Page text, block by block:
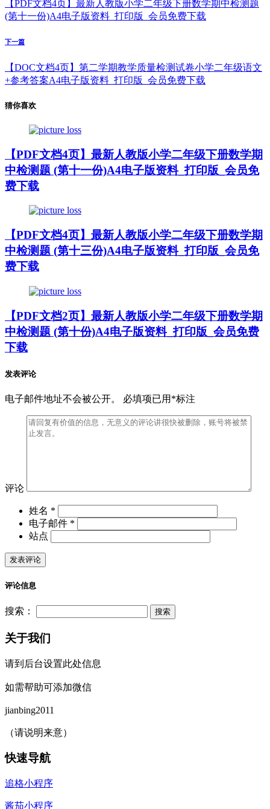
【PDF文档4页】最新人教版小学二年级下册数学期中检测题
(第十一份)A4电子版资料_打印版_会员免费下载
下一篇
【DOC文档4页】第二学期教学质量检测试卷小学二年级语文
+参考答案A4电子版资料_打印版_会员免费下载
猜你喜欢
【PDF文档4页】最新人教版小学二年级下册数学期
中检测题 (第十一份)A4电子版资料_打印版_会员免
费下载
【PDF文档4页】最新人教版小学二年级下册数学期
中检测题 (第十三份)A4电子版资料_打印版_会员免
费下载
【PDF文档2页】最新人教版小学二年级下册数学期
中检测题 (第十份)A4电子版资料_打印版_会员免费
下载
发表评论
电子邮件地址不会被公开。 必填项已用*标注
评论
姓名 *
电子邮件 *
站点
评论信息
搜索：
关于我们
请到后台设置此处信息
如需帮助可添加微信
jianbing2011
（请说明来意）
快速导航
追格小程序
酱茄小程序